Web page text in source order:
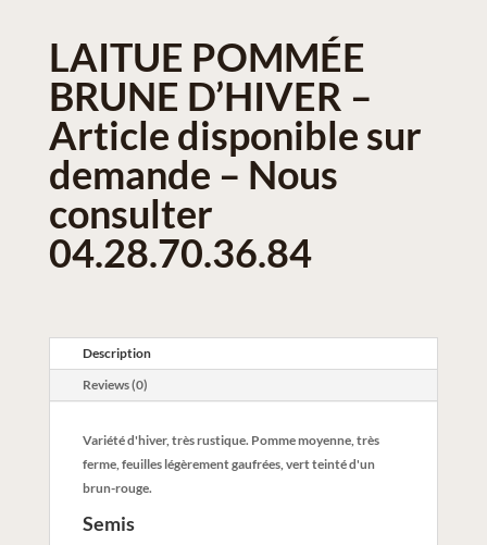
LAITUE POMMÉE
BRUNE D’HIVER –
Article disponible sur
demande – Nous
consulter
04.28.70.36.84
Description
Reviews (0)
Variété d'hiver, très rustique. Pomme moyenne, très
ferme, feuilles légèrement gaufrées, vert teinté d'un
brun-rouge.
Semis